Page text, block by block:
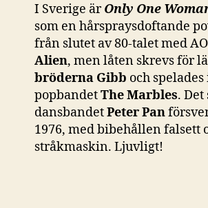
I Sverige ärOnly One
som en hårspraysdoftande
från slutet av 80-talet med
Alien, men låten skrevs för
bröderna Gibb och
popbandetThe Marbles. Det
dansbandetPeter Pan
1976, med bibehållen falsett
stråkmaskin. Ljuvligt!